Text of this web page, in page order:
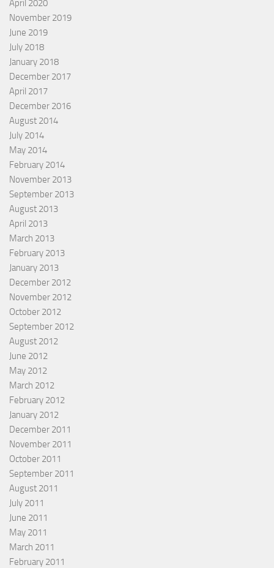
April 2020
November 2019
June 2019
July 2018
January 2018
December 2017
April 2017
December 2016
August 2014
July 2014
May 2014
February 2014
November 2013
September 2013
August 2013
April 2013
March 2013
February 2013
January 2013
December 2012
November 2012
October 2012
September 2012
August 2012
June 2012
May 2012
March 2012
February 2012
January 2012
December 2011
November 2011
October 2011
September 2011
August 2011
July 2011
June 2011
May 2011
March 2011
February 2011